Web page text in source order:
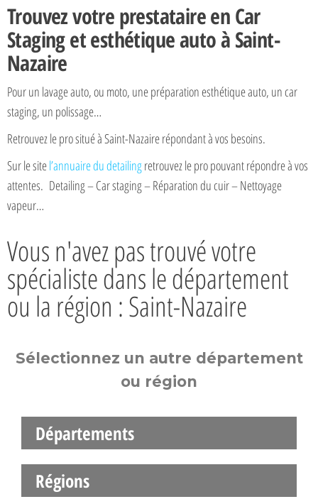
Trouvez votre prestataire en Car
Staging et esthétique auto à Saint-
Nazaire
Pour un lavage auto, ou moto, une préparation esthétique auto, un car
staging, un polissage…
Retrouvez le pro situé à Saint-Nazaire répondant à vos besoins.
Sur le sitel’annuaire du detailingretrouvez le pro pouvant répondre à vos
attentes. Detailing – Car staging – Réparation du cuir – Nettoyage
vapeur…
Vous n'avez pas trouvé votre
spécialiste dans le département
ou la région : Saint-Nazaire
Sélectionnez un autre département
ou région
Départements
Régions